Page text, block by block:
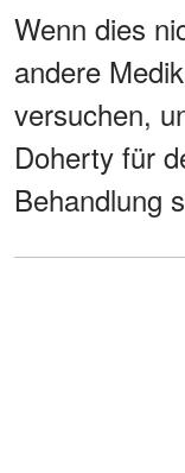
Wenn dies
andere
versuchen,
Doherty für
Behandlung